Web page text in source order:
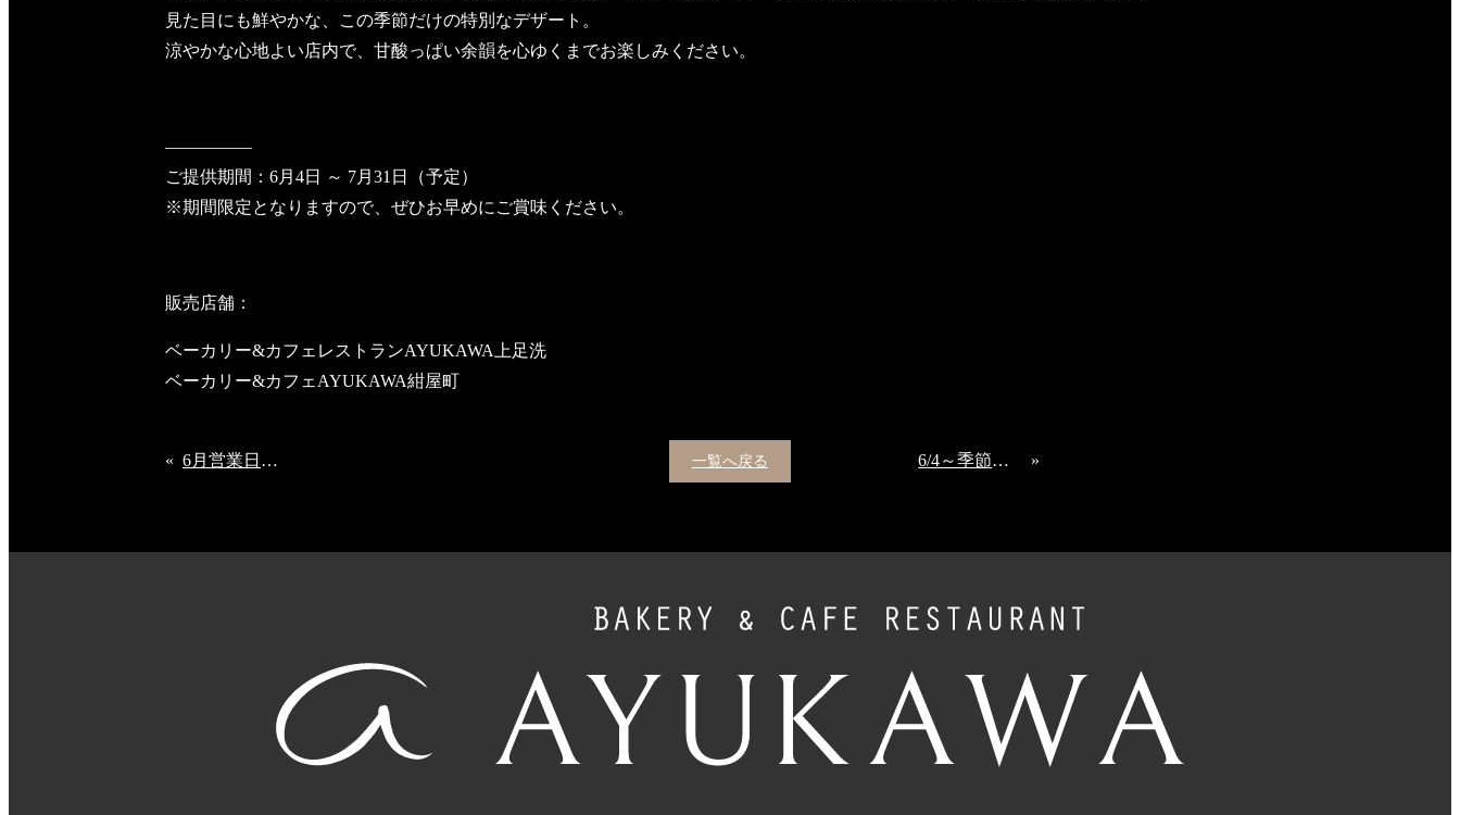
見た目にも鮮やかな、この季節だけの特別なデザート。
涼やかな心地よい店内で、甘酸っぱい余韻を心ゆくまでお楽しみください。
—————
ご提供期間：6月4日 ～ 7月31日（予定）
※期間限定となりますので、ぜひお早めにご賞味ください。
販売店舗：
ベーカリー&カフェレストランAYUKAWA上足洗
ベーカリー&カフェAYUKAWA紺屋町
« 6月営業日のお知らせ【上足洗店】 一覧へ戻る 6/4～季節限定 ひんやり夏の新作パン発売 »